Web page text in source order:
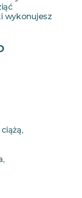
wykonujesz